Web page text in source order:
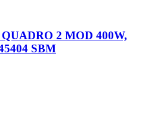
2 MOD 400W,
SBM